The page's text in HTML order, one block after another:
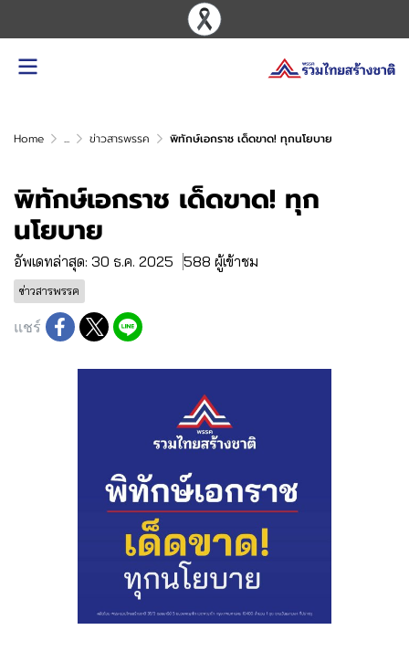
Home ... ข่าวสารพรรค พิทักษ์เอกราช เด็ดขาด! ทุกนโยบาย
พิทักษ์เอกราช เด็ดขาด! ทุก
นโยบาย
อัพเดทล่าสุด: 30 ธ.ค. 2025 588 ผู้เข้าชม
ข่าวสารพรรค
แชร์